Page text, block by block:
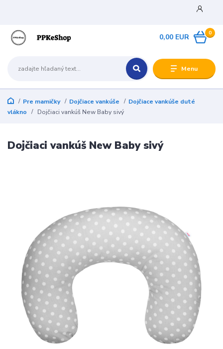
Menu
0
0,00 EUR
Pre mamičky Dojčiace vankúše
Dojčiace vankúše duté
vlákno
Dojčiaci vankúš New Baby sivý
Dojčiaci vankúš New Baby sivý